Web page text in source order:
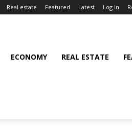
Real estate Featured Latest Log In
ECONOMY REAL ESTATE